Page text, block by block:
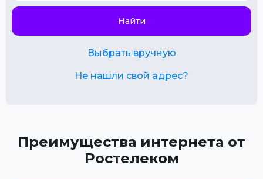
Найти
Выбрать вручную
Не нашли свой адрес?
Преимущества интернета от
Ростелеком